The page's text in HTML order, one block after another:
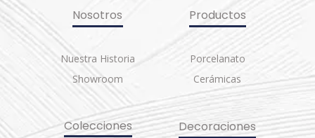
Nosotros
Nuestra Historia
Showroom
Productos
Porcelanato
Cerámicas
Colecciones Decoraciones